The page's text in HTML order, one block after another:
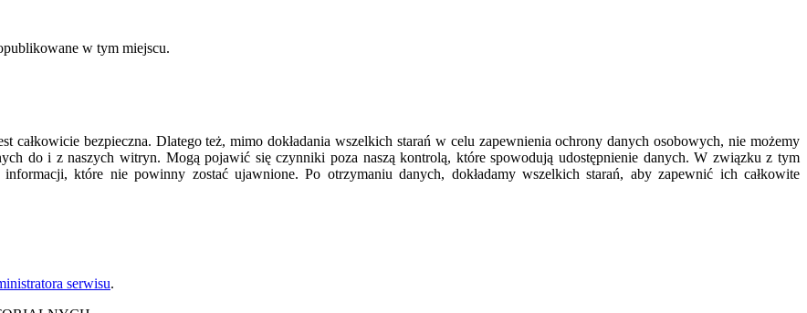
w tym miejscu.
całkowicie bezpieczna. Dlatego też, mimo dokładania wszelkich starań w celu zapewnienia ochrony danych osobowych, nie możemy
do i z naszych witryn. Mogą pojawić się czynniki poza naszą kontrolą, które spowodują udostępnienie danych. W związku z tym
które nie powinny zostać ujawnione. Po otrzymaniu danych, dokładamy wszelkich starań, aby zapewnić ich całkowite
serwisu.